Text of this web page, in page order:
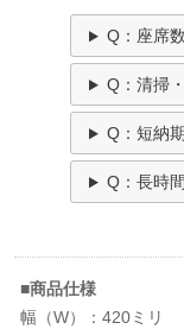
Q：座席
Q：清掃
Q：短納
Q：長時
■商品仕様
幅（W）：420ミリ